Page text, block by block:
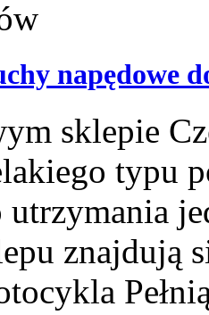
napędowe
sklepie
typu
utrzymania
znajdują